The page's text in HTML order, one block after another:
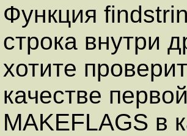
Функция
строка внутри
хотите
качестве
MAKEFLAGS в